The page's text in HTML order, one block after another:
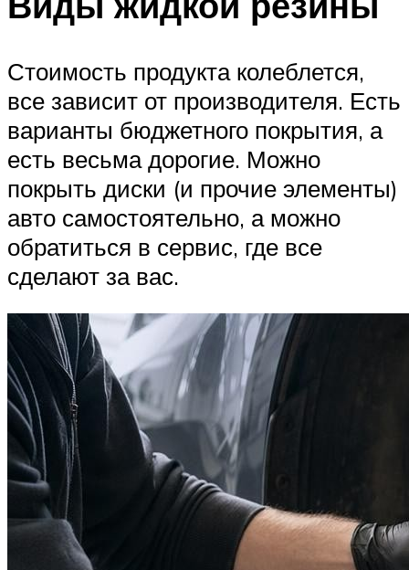
Стоимость продукта колеблется,
все зависит от производителя. Есть
варианты бюджетного покрытия, а
есть весьма дорогие. Можно
покрыть диски (и прочие элементы)
авто самостоятельно, а можно
обратиться в сервис, где все
сделают за вас.